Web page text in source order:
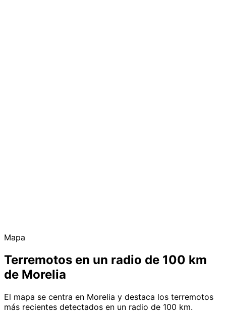
Mapa
Terremotos en un radio de 100 km
de Morelia
El mapa se centra en Morelia y destaca los terremotos
más recientes detectados en un radio de 100 km.